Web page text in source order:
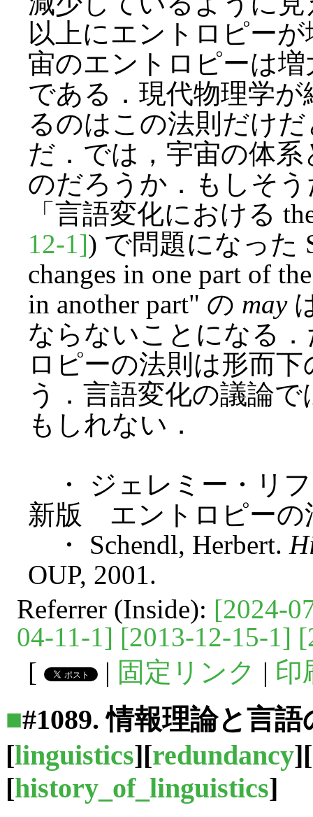
以上にエントロピー
宙のエントロピーは
である．現代物理学
るのはこの法則だけ
だ．では，宇宙の体
のだろうか．もしそ
「言語変化における
12-1]) で問題になった
changes in one part of
in another part" の may
ならないことになる
ロピーの法則は形而
う．言語変化の議論
もしれない．
・ ジェレミー・リ
新版 エントロピーの
・ Schendl, Herbert.
OUP, 2001.
Referrer (Inside): [2024-
04-11-1] [2013-12-15-1]
[
| 固定リンク | 印
■#1089. 情報理論と言語
[linguistics][redundancy][
[history_of_linguistics]